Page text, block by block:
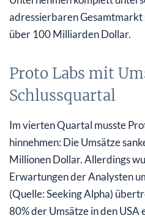
adressierbaren Gesamtmarkt
über 100 Milliarden Dollar.
Proto Labs mit
Schlussquartal
Im vierten Quartal musste
hinnehmen: Die Umsätze
Millionen Dollar. Allerdings
Erwartungen der Analysten
(Quelle: Seeking Alpha)
80% der Umsätze in den USA